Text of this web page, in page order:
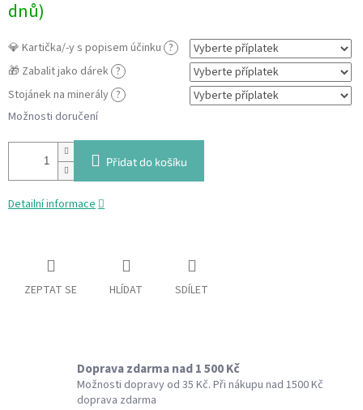
dnů)
💎 Kartička/-y s popisem účinku ?
🎁 Zabalit jako dárek ?
Stojánek na minerály ?
Možnosti doručení
Přidat do košíku
Detailní informace
ZEPTAT SE HLÍDAT SDÍLET
Doprava zdarma nad 1 500 Kč
Možnosti dopravy od 35 Kč. Při nákupu nad 1500 Kč
doprava zdarma